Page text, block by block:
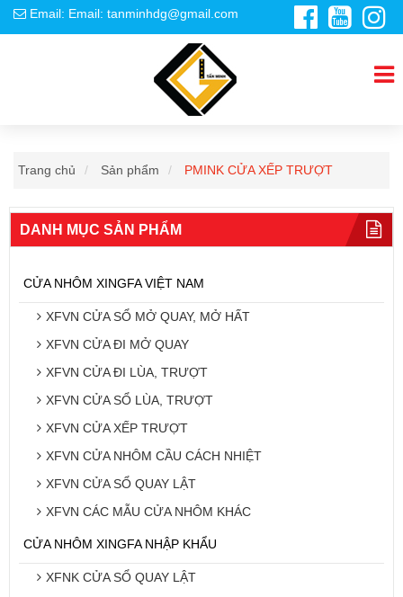
Email: Email: tanminhdg@gmail.com
Trang chủ Sản phẩm PMINK CỬA XẾP TRƯỢT
DANH MỤC SẢN PHẨM
CỬA NHÔM XINGFA VIỆT NAM
XFVN CỬA SỔ MỞ QUAY, MỞ HẤT
XFVN CỬA ĐI MỞ QUAY
XFVN CỬA ĐI LÙA, TRƯỢT
XFVN CỬA SỔ LÙA, TRƯỢT
XFVN CỬA XẾP TRƯỢT
XFVN CỬA NHÔM CẦU CÁCH NHIỆT
XFVN CỬA SỔ QUAY LẬT
XFVN CÁC MẪU CỬA NHÔM KHÁC
CỬA NHÔM XINGFA NHẬP KHẨU
XFNK CỬA SỔ QUAY LẬT